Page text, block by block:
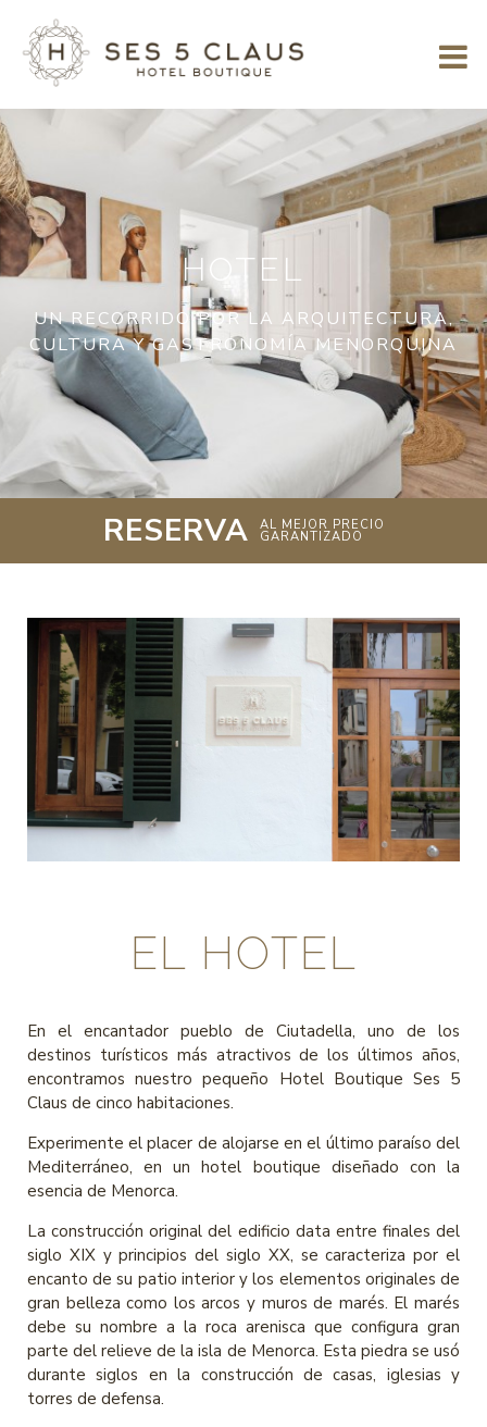
HOTEL
UN RECORRIDO POR LA ARQUITECTURA,
CULTURA Y GASTRONOMÍA MENORQUINA
RESERVA AL MEJOR PRECIO
GARANTIZADO
EL HOTEL
En el encantador pueblo de Ciutadella, uno de los
destinos turísticos más atractivos de los últimos años,
encontramos nuestro pequeño Hotel Boutique Ses 5
Claus de cinco habitaciones.
Experimente el placer de alojarse en el último paraíso del
Mediterráneo, en un hotel boutique diseñado con la
esencia de Menorca.
La construcción original del edificio data entre finales del
siglo XIX y principios del siglo XX, se caracteriza por el
encanto de su patio interior y los elementos originales de
gran belleza como los arcos y muros de marés. El marés
debe su nombre a la roca arenisca que configura gran
parte del relieve de la isla de Menorca. Esta piedra se usó
durante siglos en la construcción de casas, iglesias y
torres de defensa.